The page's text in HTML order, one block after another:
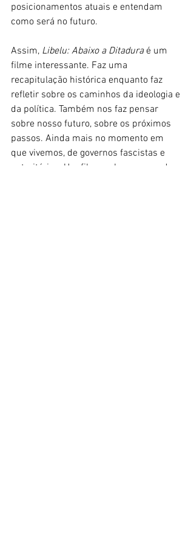
posicionamentos atuais e entendam
como será no futuro.
Assim, Libelu: Abaixo a Ditadura é um
filme interessante. Faz uma
recapitulação histórica enquanto faz
refletir sobre os caminhos da ideologia e
da política. Também nos faz pensar
sobre nosso futuro, sobre os próximos
passos. Ainda mais no momento em
que vivemos, de governos fascistas e
autoritários. Um filme sobre o passado